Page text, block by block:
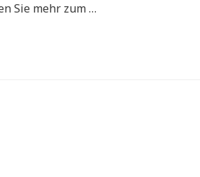
Sie mehr zum …